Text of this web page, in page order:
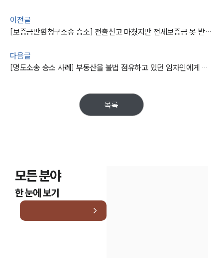
이전글
[보증금반환청구소송 승소] 전출신고 마쳤지만 전세보증금 못 받은 의뢰인, 보증금 및 지연손해금 받아냄
다음글
[명도소송 승소 사례] 부동산을 불법 점유하고 있던 임차인에게 건물인도
목록
모든 분야
한 눈에 보기